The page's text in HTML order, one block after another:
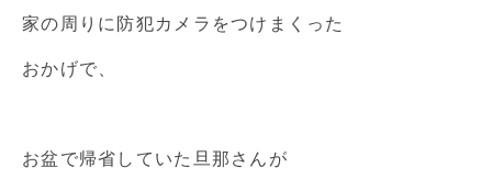
家の周りに防犯カメラをつけまくった
おかげで、
お盆で帰省していた旦那さんが